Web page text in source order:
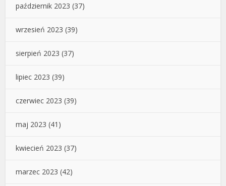
październik 2023 (37)
wrzesień 2023 (39)
sierpień 2023 (37)
lipiec 2023 (39)
czerwiec 2023 (39)
maj 2023 (41)
kwiecień 2023 (37)
marzec 2023 (42)